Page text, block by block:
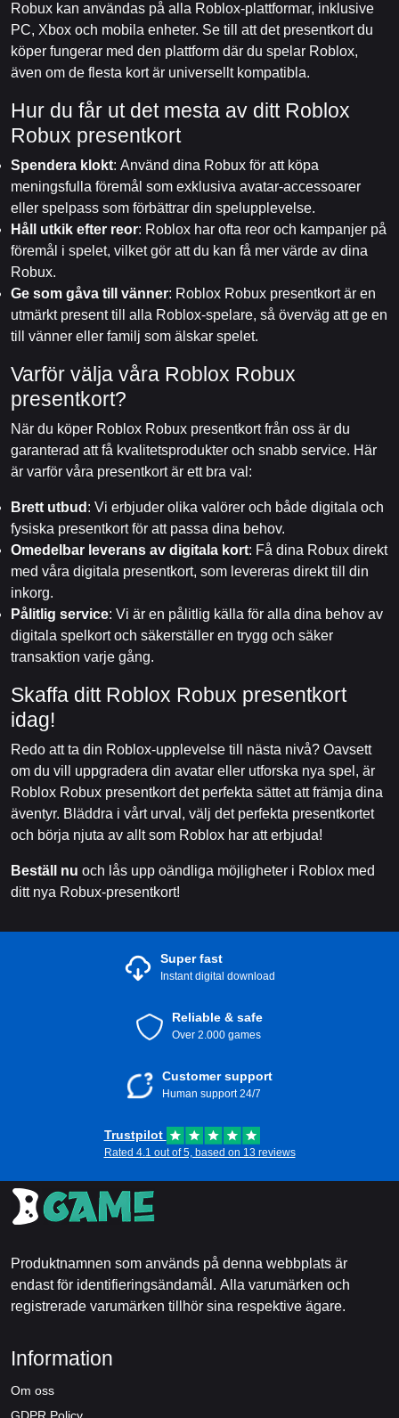
Robux kan användas på alla Roblox-plattformar, inklusive
PC, Xbox och mobila enheter. Se till att det presentkort du
köper fungerar med den plattform där du spelar Roblox,
även om de flesta kort är universellt kompatibla.
Hur du får ut det mesta av ditt Roblox
Robux presentkort
Spendera klokt: Använd dina Robux för att köpa
meningsfulla föremål som exklusiva avatar-accessoarer
eller spelpass som förbättrar din spelupplevelse.
Håll utkik efter reor: Roblox har ofta reor och kampanjer på
föremål i spelet, vilket gör att du kan få mer värde av dina
Robux.
Ge som gåva till vänner: Roblox Robux presentkort är en
utmärkt present till alla Roblox-spelare, så överväg att ge en
till vänner eller familj som älskar spelet.
Varför välja våra Roblox Robux
presentkort?
När du köper Roblox Robux presentkort från oss är du
garanterad att få kvalitetsprodukter och snabb service. Här
är varför våra presentkort är ett bra val:
Brett utbud : Vi erbjuder olika valörer och både digitala och
fysiska presentkort för att passa dina behov.
Omedelbar leverans av digitala kort: Få dina Robux direkt
med våra digitala presentkort, som levereras direkt till din
inkorg.
Pålitlig service: Vi är en pålitlig källa för alla dina behov av
digitala spelkort och säkerställer en trygg och säker
transaktion varje gång.
Skaffa ditt Roblox Robux presentkort
idag!
Redo att ta din Roblox-upplevelse till nästa nivå? Oavsett
om du vill uppgradera din avatar eller utforska nya spel, är
Roblox Robux presentkort det perfekta sättet att främja dina
äventyr. Bläddra i vårt urval, välj det perfekta presentkortet
och börja njuta av allt som Roblox har att erbjuda!
Beställ nu och lås upp oändliga möjligheter i Roblox med
ditt nya Robux-presentkort!
Super fast
Instant digital download
Reliable & safe
Over 2.000 games
Customer support
Human support 24/7
Trustpilot
Rated 4.1 out of 5, based on 13 reviews
Produktnamnen som används på denna webbplats är
endast för identifieringsändamål. Alla varumärken och
registrerade varumärken tillhör sina respektive ägare.
Information
Om oss